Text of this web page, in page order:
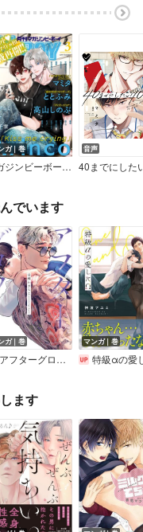
ガ｜巻
マガジンビーボーイ 2026年3月号
音声
でいます
ガ｜巻
アフターグロウ【電子限定描き下ろし漫画付き】
マンガ｜巻
特級αの愛したΩ【電子限定かきおろ
ます